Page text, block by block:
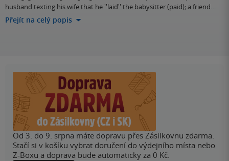
husband texting his wife that he ''laid'' the babysitter (paid); a friend…
Přejít na celý popis
Od 3. do 9. srpna máte dopravu přes Zásilkovnu zdarma.
Stačí si v košíku vybrat doručení do výdejního místa nebo
Z-Boxu a doprava bude automaticky za 0 Kč.